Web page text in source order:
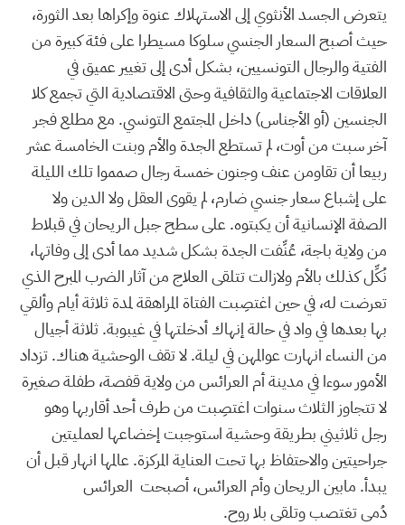
يتعرض الجسد الأنثوي إلى الاستهلاك عنوة وإكراها بعد الثورة،
حيث أصبح السعار الجنسي سلوكا مسيطرا على فئة كبيرة من
الفتية والرجال التونسيين، بشكل أدى إلى تغيير عميق في
العلاقات الاجتماعية والثقافية وحتى الاقتصادية التي تجمع كلا
الجنسين (أو الأجناس) داخل المجتمع التونسي. مع مطلع فجر
آخر سبت من أوت، لم تستطع الجدة والأم وبنت الخامسة عشر
ربيعا أن تقاومن عنف وجنون خمسة رجال صمموا تلك الليلة
على إشباع سعار جنسي ضارم، لم يقوى العقل ولا الدين ولا
الصفة الإنسانية أن يكبتوه. على سطح جبل الريحان في قبلاط
من ولاية باجة، عُنِّفت الجدة بشكل شديد مما أدى إلى وفاتها،
نُكِّل كذلك بالأم ولازالت تتلقى العلاج من آثار الضرب المبرح الذي
تعرضت له، في حين اغتصِبت الفتاة المراهقة لمدة ثلاثة أيام وألقي
بها بعدها في واد في حالة إنهاك أدخلتها في غيبوبة. ثلاثة أجيال
من النساء انهارت عوالمهن في ليلة. لا تقف الوحشية هناك. تزداد
الأمور سوءا في مدينة أم العرائس من ولاية قفصة، طفلة صغيرة
لا تتجاوز الثلاث سنوات اغتصِبت من طرف أحد أقاربها وهو
رجل ثلاثيني بطريقة وحشية استوجبت إخضاعها لعمليتين
جراحيتين والاحتفاظ بها تحت العناية المركزة. عالمها انهار قبل أن
يبدأ. مابين الريحان وأم العرائس، أصبحت العرائس
دُمى تغتصب وتلقى بلا روح.